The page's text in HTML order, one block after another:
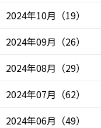
2024年10月 （19）
2024年09月 （26）
2024年08月 （29）
2024年07月 （62）
2024年06月 （49）